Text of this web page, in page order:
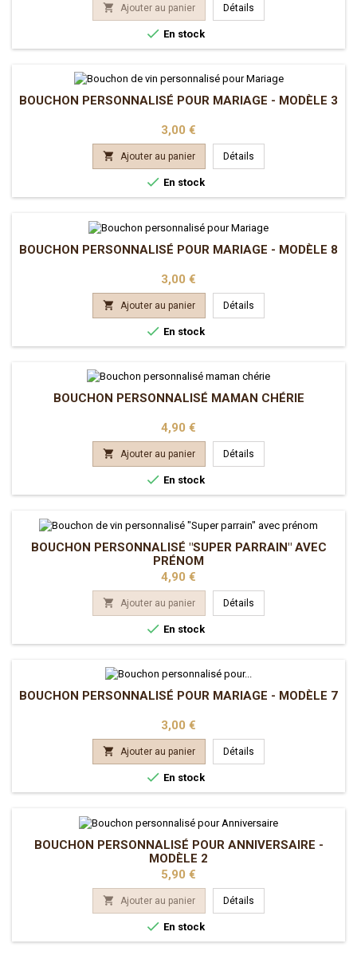
 Ajouter au panier Détails
 En stock
BOUCHON PERSONNALISÉ POUR MARIAGE - MODÈLE 3
Prix
3,00 €
 Ajouter au panier Détails
 En stock
BOUCHON PERSONNALISÉ POUR MARIAGE - MODÈLE 8
Prix
3,00 €
 Ajouter au panier Détails
 En stock
BOUCHON PERSONNALISÉ MAMAN CHÉRIE
Prix
4,90 €
 Ajouter au panier Détails
 En stock
BOUCHON PERSONNALISÉ "SUPER PARRAIN" AVEC
PRÉNOM
Prix
4,90 €
 Ajouter au panier Détails
 En stock
BOUCHON PERSONNALISÉ POUR MARIAGE - MODÈLE 7
Prix
3,00 €
 Ajouter au panier Détails
 En stock
BOUCHON PERSONNALISÉ POUR ANNIVERSAIRE -
MODÈLE 2
Prix
5,90 €
 Ajouter au panier Détails
 En stock